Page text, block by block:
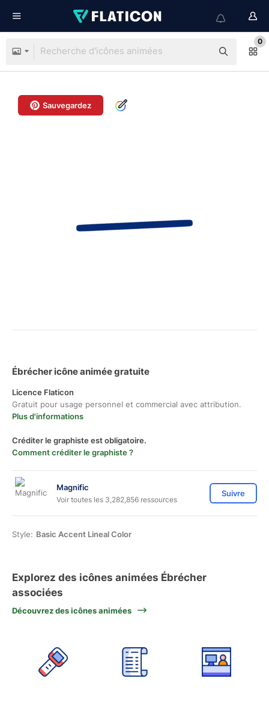
0
Sauvegardez
Ébrécher icône animée gratuite
Licence Flaticon
Gratuit pour usage personnel et commercial avec attribution.
Plus d'informations
Créditer le graphiste est obligatoire.
Comment créditer le graphiste ?
Magnific
Voir toutes les 3,282,856 ressources
Suivre
Style: Basic Accent Lineal Color
Explorez des icônes animées Ébrécher
associées
Découvrez des icônes animées